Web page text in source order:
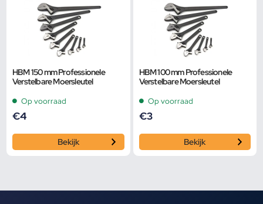
HBM 150 mm Professionele
Verstelbare Moersleutel
Op voorraad
€4
Bekijk
HBM 100 mm Professionele
Verstelbare Moersleutel
Op voorraad
€3
Bekijk